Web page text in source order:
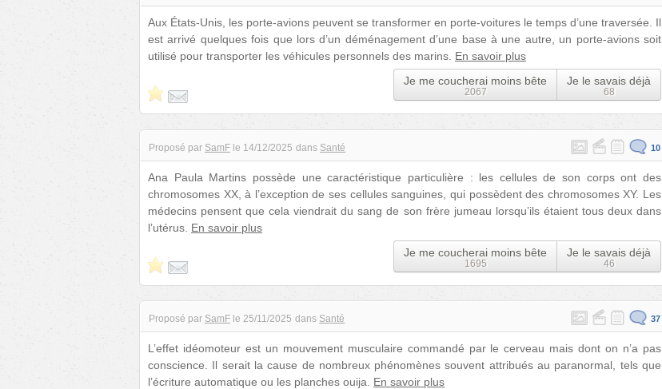
Aux États-Unis, les porte-avions peuvent se transformer en porte-voitures le temps d’une traversée. Il
est arrivé quelques fois que lors d’un déménagement d’une base à une autre, un porte-avions soit
utilisé pour transporter les véhicules personnels des marins. En savoir plus
Je me coucherai moins bête
2067
Je le savais déjà
68
Proposé par SamF le 14/12/2025 dans Santé 10
Ana Paula Martins possède une caractéristique particulière : les cellules de son corps ont des
chromosomes XX, à l’exception de ses cellules sanguines, qui possèdent des chromosomes XY. Les
médecins pensent que cela viendrait du sang de son frère jumeau lorsqu’ils étaient tous deux dans
l’utérus. En savoir plus
Je me coucherai moins bête
1695
Je le savais déjà
46
Proposé par SamF le 25/11/2025 dans Santé 37
L’effet idéomoteur est un mouvement musculaire commandé par le cerveau mais dont on n’a pas
conscience. Il serait la cause de nombreux phénomènes souvent attribués au paranormal, tels que
l’écriture automatique ou les planches ouija. En savoir plus